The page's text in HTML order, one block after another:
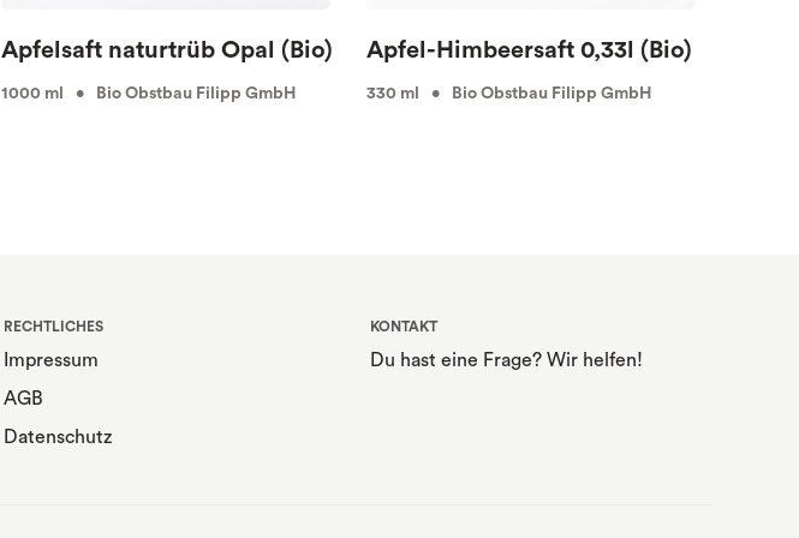
Apfelsaft naturtrüb Opal (Bio)
1000 ml • Bio Obstbau Filipp GmbH
Apfel-Himbeersaft 0,33l (Bio)
330 ml • Bio Obstbau Filipp GmbH
RECHTLICHES
Impressum
AGB
Datenschutz
KONTAKT
Du hast eine Frage? Wir helfen!